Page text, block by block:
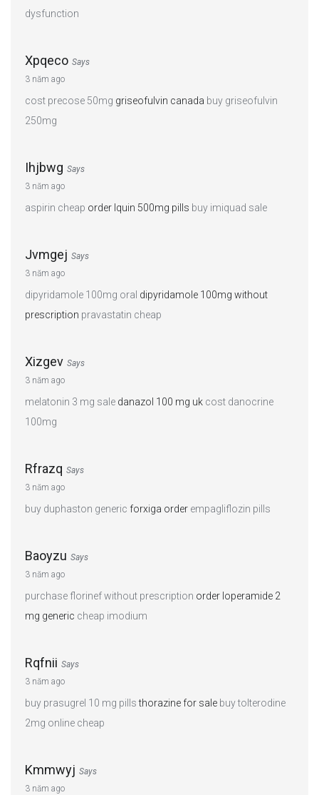
dysfunction
Xpqeco Says
3 năm ago
cost precose 50mg griseofulvin canada buy griseofulvin
250mg
Ihjbwg Says
3 năm ago
aspirin cheap order lquin 500mg pills buy imiquad sale
Jvmgej Says
3 năm ago
dipyridamole 100mg oral dipyridamole 100mg without
prescription pravastatin cheap
Xizgev Says
3 năm ago
melatonin 3 mg sale danazol 100 mg uk cost danocrine
100mg
Rfrazq Says
3 năm ago
buy duphaston generic forxiga order empagliflozin pills
Baoyzu Says
3 năm ago
purchase florinef without prescription order loperamide 2
mg generic cheap imodium
Rqfnii Says
3 năm ago
buy prasugrel 10 mg pillsthorazine for sale buy tolterodine
2mg online cheap
Kmmwyj Says
3 năm ago